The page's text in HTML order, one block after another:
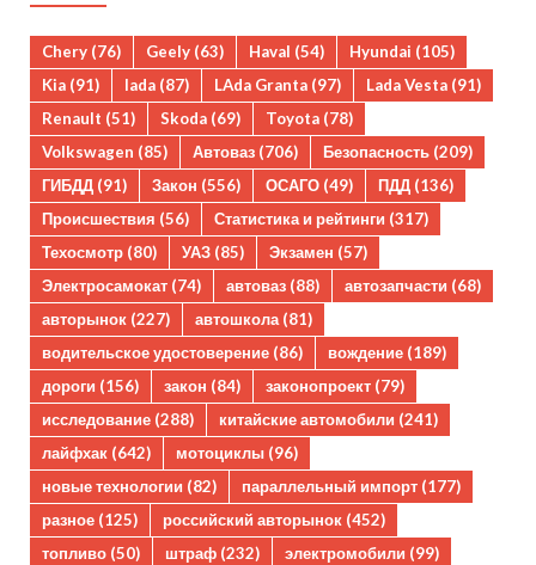
Chery (76) Geely (63) Haval (54) Hyundai (105)
Kia (91) lada (87) LAda Granta (97) Lada Vesta (91)
Renault (51) Skoda (69) Toyota (78)
Volkswagen (85) Автоваз (706) Безопасность (209)
ГИБДД (91) Закон (556) ОСАГО (49) ПДД (136)
Происшествия (56) Статистика и рейтинги (317)
Техосмотр (80) УАЗ (85) Экзамен (57)
Электросамокат (74) автоваз (88) автозапчасти (68)
авторынок (227) автошкола(81)
водительское удостоверение (86) вождение (189)
дороги (156) закон (84) законопроект (79)
исследование (288) китайские автомобили (241)
лайфхак (642) мотоциклы (96)
новые технологии (82) параллельный импорт (177)
разное (125) российский авторынок (452)
топливо (50) штраф (232) электромобили (99)